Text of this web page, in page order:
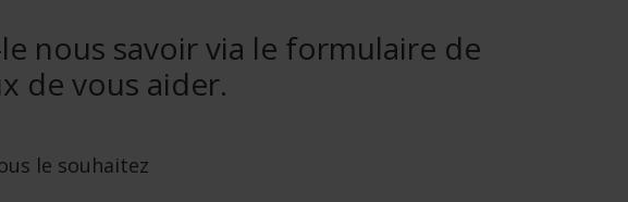
nous savoir via le formulaire de
de vous aider.
le souhaitez